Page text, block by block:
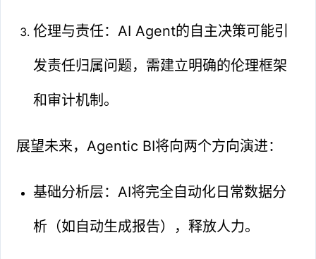
伦理与责任：AI Agent的自主决策可能引
发责任归属问题，需建立明确的伦理框架
和审计机制。
展望未来，Agentic BI将向两个方向演进：
基础分析层：AI将完全自动化日常数据分
析（如自动生成报告），释放人力。